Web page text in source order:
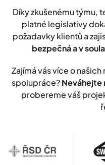
Díky zkušenému týmu,
platné legislativy
požadavky klientů a
bezpečná a v
Zajímá vás více o
spolupráce?Neváhejte
probereme váš